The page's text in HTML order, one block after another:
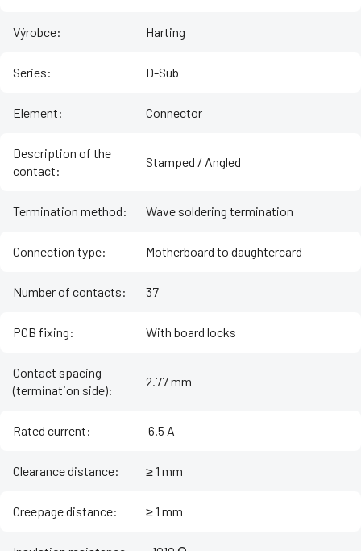
Výrobce: Harting
Series: D-Sub
Element: Connector
Description of the
contact:
Stamped / Angled
Termination method: Wave soldering termination
Connection type: Motherboard to daughtercard
Number of contacts: 37
PCB fixing: With board locks
Contact spacing
(termination side):
2.77 mm
Rated current: ‌ 6.5 A
Clearance distance: ≥ 1 mm
Creepage distance: ≥ 1 mm